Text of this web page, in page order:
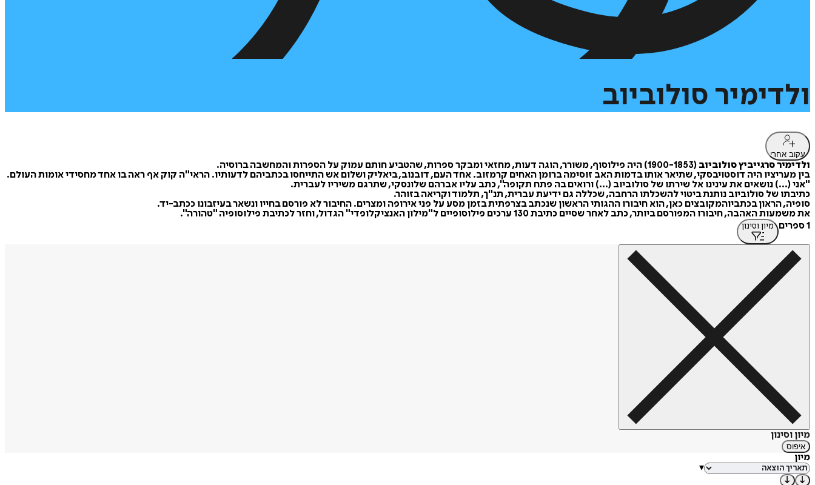
ולדימיר סולוביוב
עקוב אחרי
ולדימיר סרגייביץ סולוביוב (1900-1853) היה פילוסוף, משורר, הוגה דעות, מחזאי ומבקר ספרות, שהטביע חותם עמוק על הספרות והמחשבה ברוסיה.
בין מעריציו היה דוסטויבסקי, שתיאר אותו בדמות האב זוסימה ברומן האחים קרמזוב. אחד העם, דובנוב, ביאליק ושלום אש התייחסו בכתביהם לדעותיו. הראי"ה קוק אף ראה בו אחד מחסידי אומות העולם.
"אני (...) נושאים את עינינו אל שירתו של סולוביוב (...) ורואים בה פתח תקופה", כתב עליו אברהם שלונסקי, שתרגם משיריו לעברית.
כתיבתו של סולוביוב נותנת ביטוי להשכלתו הרחבה, שכללה גם ידיעת עברית, תנ"ך, תלמוד וקריאה בזוהר.
סופיה, הראון בכתביוהמקובצים כאן, הוא חיבורו ההגותי הראשון שנכתב בצרפתית בזמן מסע על פני אירופה ומצרים. החיבור לא פורסם בחייו ונשאר בעיזבונו ככתב-יד.
את משמעות האהבה, חיבורו המפורסם ביותר, כתב לאחר שסיים כתיבת 130 ערכים פילוסופיים ל"מילון האנציקלופדי" הגדול, וחזר לכתיבת פילוסופיה "טהורה".
1 ספרים
מיון וסינון
מיון וסינון
איפוס
מיון
▾